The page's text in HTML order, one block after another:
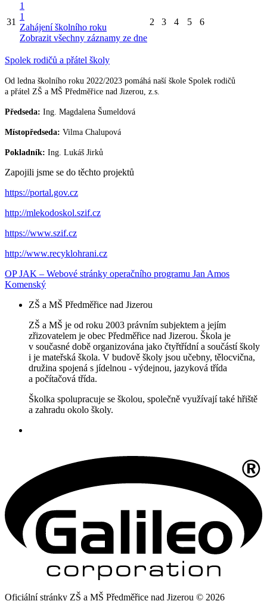
31
1
1
Zahájení školního roku
Zobrazit všechny záznamy ze dne
2 3 4 5 6
Spolek rodičů a přátel školy
Od ledna školního roku 2022/2023 pomáhá naší škole Spolek rodičů
a přátel ZŠ a MŠ Předměřice nad Jizerou, z.s.
Předseda: Ing. Magdalena Šumeldová
Místopředseda: Vilma Chalupová
Pokladník: Ing. Lukáš Jirků
Zapojili jsme se do těchto projektů
https://portal.gov.cz
http://mlekodoskol.szif.cz
https://www.szif.cz
http://www.recyklohrani.cz
OP JAK – Webové stránky operačního programu Jan Amos
Komenský
ZŠ a MŠ Předměřice nad Jizerou
ZŠ a MŠ je od roku 2003 právním subjektem a jejím
zřizovatelem je obec Předměřice nad Jizerou. Škola je
v současné době organizována jako čtyřtřídní a součástí školy
i je mateřská škola. V budově školy jsou učebny, tělocvična,
družina spojená s jídelnou - výdejnou, jazyková třída
a počítačová třída.
Školka spolupracuje se školou, společně využívají také hřiště
a zahradu okolo školy.
Oficiální stránky ZŠ a MŠ Předměřice nad Jizerou © 2026